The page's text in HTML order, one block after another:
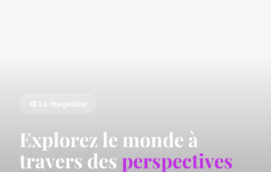
🎨 Le magazine
Explorez le monde à
travers desperspectives